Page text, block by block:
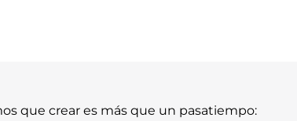
que crear es más que un pasatiempo: